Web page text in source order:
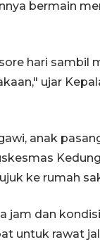
bermain
hari sambil
ujar
anak
ke rumah
jam dan
untuk rawat